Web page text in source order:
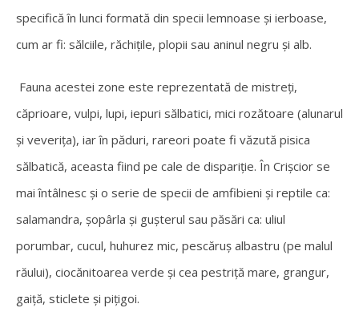
specifică în lunci formată din specii lemnoase și ierboase,
cum ar fi: sălciile, răchițile, plopii sau aninul negru și alb.
Fauna acestei zone este reprezentată de mistreți,
căprioare, vulpi, lupi, iepuri sălbatici, mici rozătoare (alunarul
și veverița), iar în păduri, rareori poate fi văzută pisica
sălbatică, aceasta fiind pe cale de dispariție. În Crișcior se
mai întâlnesc și o serie de specii de amfibieni și reptile ca:
salamandra, șopârla și gușterul sau păsări ca: uliul
porumbar, cucul, huhurez mic, pescăruș albastru (pe malul
răului), ciocănitoarea verde și cea pestriță mare, grangur,
gaiță, sticlete și pițigoi.